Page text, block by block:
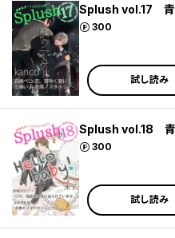
Splush vol.17 青
300
ポイント
試し読み
Splush vol.18 青
300
ポイント
試し読み